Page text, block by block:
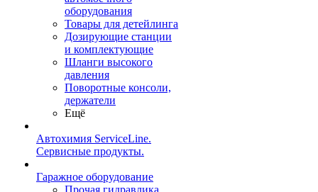
оборудования
Товары для детейлинга
Дозирующие станции
и комплектующие
Шланги высокого
давления
Поворотные консоли,
держатели
Ещё
Автохимия ServiceLine.
Сервисные продукты.
Гаражное оборудование
Прочая гидравлика